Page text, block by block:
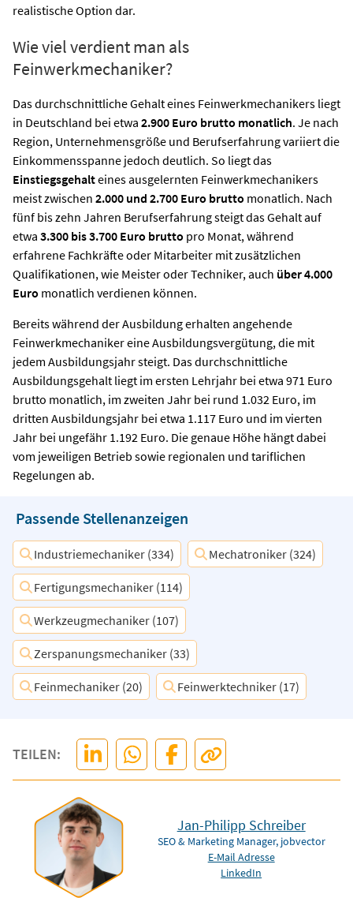
realistische Option dar.
Wie viel verdient man als
Feinwerkmechaniker?
Das durchschnittliche Gehalt eines Feinwerkmechanikers liegt
in Deutschland bei etwa 2.900 Euro brutto monatlich. Je nach
Region, Unternehmensgröße und Berufserfahrung variiert die
Einkommensspanne jedoch deutlich. So liegt das
Einstiegsgehalteines ausgelernten Feinwerkmechanikers
meist zwischen 2.000 und 2.700 Euro brutto monatlich. Nach
fünf bis zehn Jahren Berufserfahrung steigt das Gehalt auf
etwa 3.300 bis 3.700 Euro brutto pro Monat, während
erfahrene Fachkräfte oder Mitarbeiter mit zusätzlichen
Qualifikationen, wie Meister oder Techniker, auch über 4.000
Euro monatlich verdienen können.
Bereits während der Ausbildung erhalten angehende
Feinwerkmechaniker eine Ausbildungsvergütung, die mit
jedem Ausbildungsjahr steigt. Das durchschnittliche
Ausbildungsgehalt liegt im ersten Lehrjahr bei etwa 971 Euro
brutto monatlich, im zweiten Jahr bei rund 1.032 Euro, im
dritten Ausbildungsjahr bei etwa 1.117 Euro und im vierten
Jahr bei ungefähr 1.192 Euro. Die genaue Höhe hängt dabei
vom jeweiligen Betrieb sowie regionalen und tariflichen
Regelungen ab.
Passende Stellenanzeigen
Industriemechaniker (334) Mechatroniker (324)
Fertigungsmechaniker (114)
Werkzeugmechaniker (107)
Zerspanungsmechaniker (33)
Feinmechaniker (20) Feinwerktechniker (17)
TEILEN:
Jan-Philipp Schreiber
SEO & Marketing Manager, jobvector
E-Mail Adresse
LinkedIn